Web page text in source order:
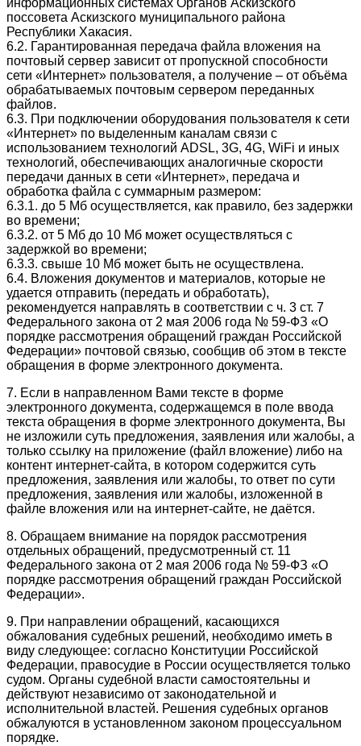
информационных системах Органов Аскизского
поссовета Аскизского муниципального района
Республики Хакасия.
6.2. Гарантированная передача файла вложения на
почтовый сервер зависит от пропускной способности
сети «Интернет» пользователя, а получение – от объёма
обрабатываемых почтовым сервером переданных
файлов.
6.3. При подключении оборудования пользователя к сети
«Интернет» по выделенным каналам связи с
использованием технологий ADSL, 3G, 4G, WiFi и иных
технологий, обеспечивающих аналогичные скорости
передачи данных в сети «Интернет», передача и
обработка файла с суммарным размером:
6.3.1. до 5 Мб осуществляется, как правило, без задержки
во времени;
6.3.2. от 5 Мб до 10 Мб может осуществляться с
задержкой во времени;
6.3.3. свыше 10 Мб может быть не осуществлена.
6.4. Вложения документов и материалов, которые не
удается отправить (передать и обработать),
рекомендуется направлять в соответствии с ч. 3 ст. 7
Федерального закона от 2 мая 2006 года № 59-ФЗ «О
порядке рассмотрения обращений граждан Российской
Федерации» почтовой связью, сообщив об этом в тексте
обращения в форме электронного документа.
7. Если в направленном Вами тексте в форме
электронного документа, содержащемся в поле ввода
текста обращения в форме электронного документа, Вы
не изложили суть предложения, заявления или жалобы, а
только ссылку на приложение (файл вложение) либо на
контент интернет-сайта, в котором содержится суть
предложения, заявления или жалобы, то ответ по сути
предложения, заявления или жалобы, изложенной в
файле вложения или на интернет-сайте, не даётся.
8. Обращаем внимание на порядок рассмотрения
отдельных обращений, предусмотренный ст. 11
Федерального закона от 2 мая 2006 года № 59-ФЗ «О
порядке рассмотрения обращений граждан Российской
Федерации».
9. При направлении обращений, касающихся
обжалования судебных решений, необходимо иметь в
виду следующее: согласно Конституции Российской
Федерации, правосудие в России осуществляется только
судом. Органы судебной власти самостоятельны и
действуют независимо от законодательной и
исполнительной властей. Решения судебных органов
обжалуются в установленном законом процессуальном
порядке.